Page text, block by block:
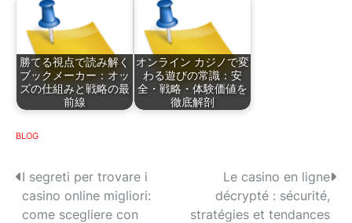
勝てる視点で読み解く
ブックメーカー：オッ
ズの仕組みと戦略の最
前線
オンライン カジノで変
わる遊びの常識：安
全・戦略・体験価値を
徹底解剖
BLOG
P
o
I segreti per trovare i
casino online migliori:
come scegliere con
Le casino en ligne
décrypté : sécurité,
stratégies et tendances